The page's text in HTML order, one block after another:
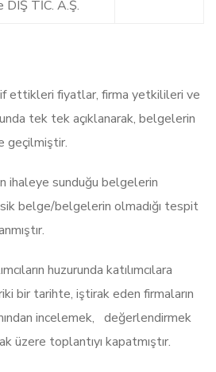
DIŞ TİC. A.Ş.
ettikleri fiyatlar, firma yetkilileri ve
tek tek açıklanarak, belgelerin
geçilmiştir.
ihaleye sunduğu belgelerin
belge/belgelerin olmadığı tespit
huzurunda katılımcılara
bir tarihte, iştirak eden firmaların
incelemek, değerlendirmek
üzere toplantıyı kapatmıştır.